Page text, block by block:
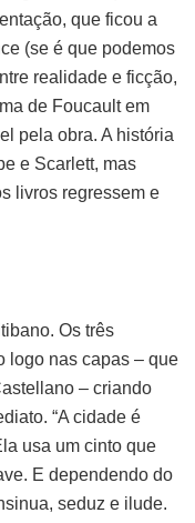
que ficou a
(se é que podemos
realidade e ficção,
de Foucault em
pela obra. A história
e Scarlett, mas
livros regressem e
Os três
logo nas capas – que
– criando
“A cidade é
usa um cinto que
E dependendo do
seduz e ilude.